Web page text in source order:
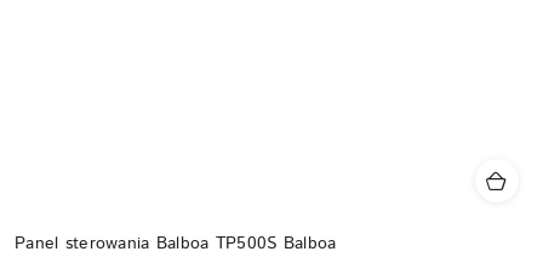
Panel sterowania Balboa TP500S Balboa